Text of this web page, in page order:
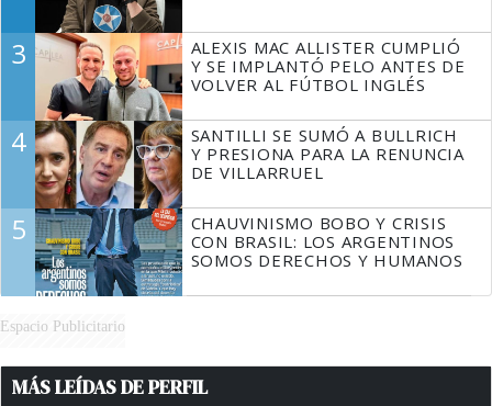
3
ALEXIS MAC ALLISTER CUMPLIÓ
Y SE IMPLANTÓ PELO ANTES DE
VOLVER AL FÚTBOL INGLÉS
4
SANTILLI SE SUMÓ A BULLRICH
Y PRESIONA PARA LA RENUNCIA
DE VILLARRUEL
5
CHAUVINISMO BOBO Y CRISIS
CON BRASIL: LOS ARGENTINOS
SOMOS DERECHOS Y HUMANOS
Espacio Publicitario
MÁS LEÍDAS DE PERFIL